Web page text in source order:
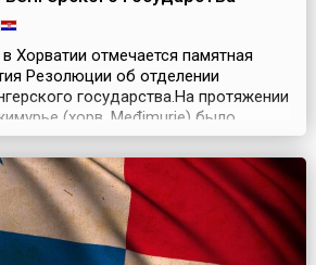
Хорватии отмечается памятная
Резолюции об отделении
государства.На протяжении
(хорв. Međimurje) было
оказала значительное влияние
этого региона.Меджимурьем
по форме напоминающую
части Хорватии. Это самая